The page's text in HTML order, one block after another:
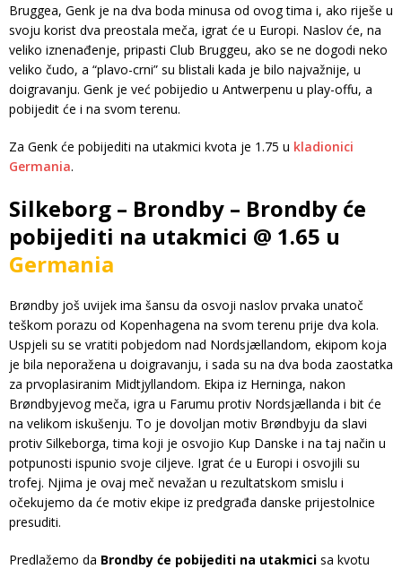
Bruggea, Genk je na dva boda minusa od ovog tima i, ako riješe u
svoju korist dva preostala meča, igrat će u Europi. Naslov će, na
veliko iznenađenje, pripasti Club Bruggeu, ako se ne dogodi neko
veliko čudo, a “plavo-crni” su blistali kada je bilo najvažnije, u
doigravanju. Genk je već pobijedio u Antwerpenu u play-offu, a
pobijedit će i na svom terenu.
Za Genk će pobijediti na utakmici kvota je 1.75 u kladionici
Germania.
Silkeborg – Brondby – Brondby će
pobijediti na utakmici @ 1.65 u
Germania
Brøndby još uvijek ima šansu da osvoji naslov prvaka unatoč
teškom porazu od Kopenhagena na svom terenu prije dva kola.
Uspjeli su se vratiti pobjedom nad Nordsjællandom, ekipom koja
je bila neporažena u doigravanju, i sada su na dva boda zaostatka
za prvoplasiranim Midtjyllandom. Ekipa iz Herninga, nakon
Brøndbyjevog meča, igra u Farumu protiv Nordsjællanda i bit će
na velikom iskušenju. To je dovoljan motiv Brøndbyju da slavi
protiv Silkeborga, tima koji je osvojio Kup Danske i na taj način u
potpunosti ispunio svoje ciljeve. Igrat će u Europi i osvojili su
trofej. Njima je ovaj meč nevažan u rezultatskom smislu i
očekujemo da će motiv ekipe iz predgrađa danske prijestolnice
presuditi.
Predlažemo da Brondby će pobijediti na utakmici sa kvotu